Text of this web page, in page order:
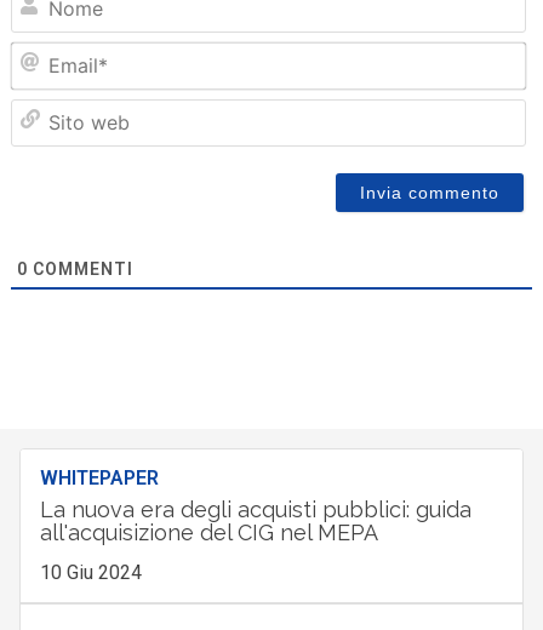
0 COMMENTI
WHITEPAPER
La nuova era degli acquisti pubblici: guida
all'acquisizione del CIG nel MEPA
10 Giu 2024